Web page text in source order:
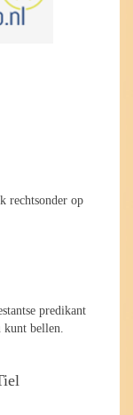
rechtsonder op
predikant
bellen.